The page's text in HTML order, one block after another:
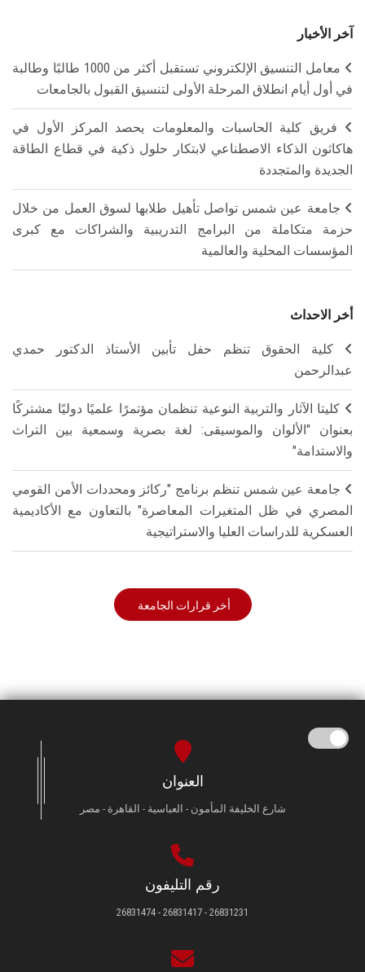
آخر الأخبار
معامل التنسيق الإلكتروني تستقبل أكثر من 1000 طالبًا وطالبة
في أول أيام انطلاق المرحلة الأولى لتنسيق القبول بالجامعات
فريق كلية الحاسبات والمعلومات يحصد المركز الأول في
هاكاثون الذكاء الاصطناعي لابتكار حلول ذكية في قطاع الطاقة
الجديدة والمتجددة
جامعة عين شمس تواصل تأهيل طلابها لسوق العمل من خلال
حزمة متكاملة من البرامج التدريبية والشراكات مع كبرى
المؤسسات المحلية والعالمية
أخر الاحداث
كلية الحقوق تنظم حفل تأبين الأستاذ الدكتور حمدي
عبدالرحمن
كليتا الآثار والتربية النوعية تنظمان مؤتمرًا علميًا دوليًا مشتركًا
بعنوان "الألوان والموسيقى: لغة بصرية وسمعية بين التراث
والاستدامة"
جامعة عين شمس تنظم برنامج "ركائز ومحددات الأمن القومي
المصري في ظل المتغيرات المعاصرة" بالتعاون مع الأكاديمية
العسكرية للدراسات العليا والاستراتيجية
أخر قرارات الجامعة
العنوان
شارع الخليفة المأمون - العباسية - القاهرة - مصر
رقم التليفون
26831231 - 26831417 - 26831474